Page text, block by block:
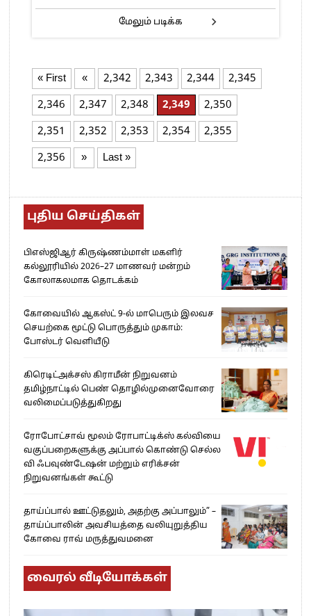
மேலும் படிக்க
« First « 2,342 2,343 2,344
2,345
2,346
2,347 2,348 2,349
2,350
2,351
2,352 2,353 2,354
2,355
2,356
» Last »
புதிய செய்திகள்
பிஎஸ்ஜிஆர் கிருஷ்ணம்மாள் மகளிர்
கல்லூரியில் 2026–27 மாணவர் மன்றம்
கோலாகலமாக தொடக்கம்
கோவையில் ஆகஸ்ட் 9-ல் மாபெரும் இலவச
செயற்கை மூட்டு பொருத்தும் முகாம்:
போஸ்டர் வெளியீடு
கிரெடிட்அக்சஸ் கிராமீன் நிறுவனம்
தமிழ்நாட்டில் பெண் தொழில்முனைவோரை
வலிமைப்படுத்துகிறது
ரோபோட்சாவ் மூலம் ரோபாட்டிக்ஸ் கல்வியை
வகுப்பறைகளுக்கு அப்பால் கொண்டு செல்ல
வி ஃபவுண்டேஷன் மற்றும் எரிக்சன்
நிறுவனங்கள் கூட்டு
தாய்ப்பால் ஊட்டுதலும், அதற்கு அப்பாலும்” –
தாய்ப்பாலின் அவசியத்தை வலியுறுத்திய
கோவை ராவ் மருத்துவமனை
வைரல் வீடியோக்கள்